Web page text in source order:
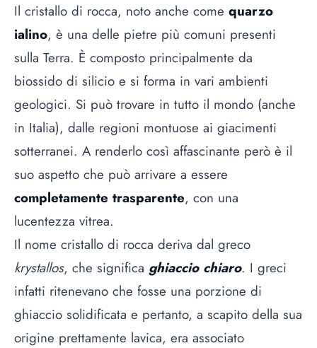
Il cristallo di rocca, noto anche come quarzo
ialino, è una delle pietre più comuni presenti
sulla Terra. È composto principalmente da
biossido di silicio e si forma in vari ambienti
geologici. Si può trovare in tutto il mondo (anche
in Italia), dalle regioni montuose ai giacimenti
sotterranei. A renderlo così affascinante però è il
suo aspetto che può arrivare a essere
completamente trasparente, con una
lucentezza vitrea.
Il nome cristallo di rocca deriva dal greco
krystallos, che significa ghiaccio chiaro. I greci
infatti ritenevano che fosse una porzione di
ghiaccio solidificata e pertanto, a scapito della sua
origine prettamente lavica, era associato